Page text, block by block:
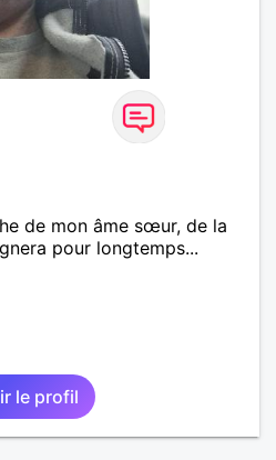
de mon âme sœur, de la
pour longtemps...
le profil